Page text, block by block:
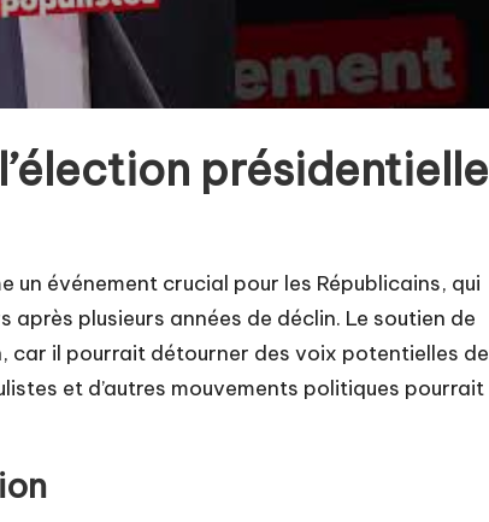
présidentielle
un événement crucial pour les Républicains, qui
plusieurs années de déclin. Le soutien de
car il pourrait détourner des voix potentielles de
et d’autres mouvements politiques pourrait